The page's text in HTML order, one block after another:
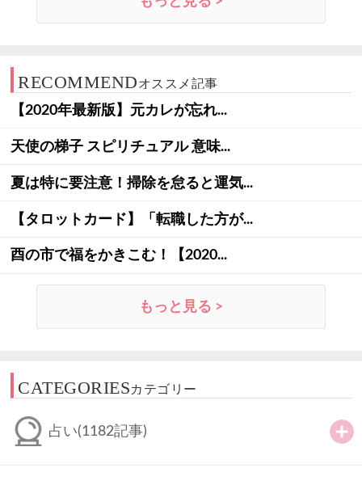
RECOMMENDオススメ記事
【2020年最新版】元カレが忘れ...
天使の梯子 スピリチュアル 意味...
夏は特に要注意！掃除を怠ると運気...
【タロットカード】「転職した方が...
酉の市で福をかきこむ！【2020...
もっと見る >
CATEGORIESカテゴリー
占い(1182記事)